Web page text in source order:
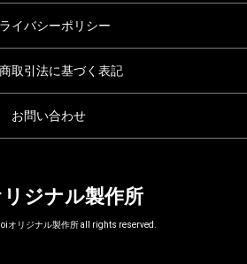
イバシーポリシー
取引法に基づく表記
お問い合わせ
リジナル製作所
オリジナル製作所 all rights reserved.